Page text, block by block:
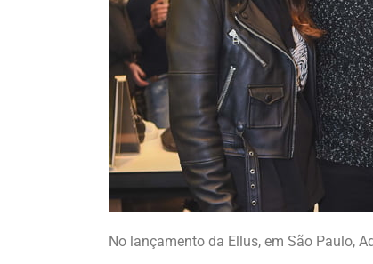
No lançamento da Ellus, em São Paulo,